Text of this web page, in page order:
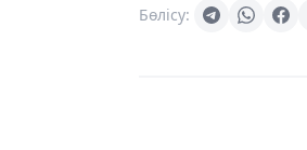
Бөлісу: